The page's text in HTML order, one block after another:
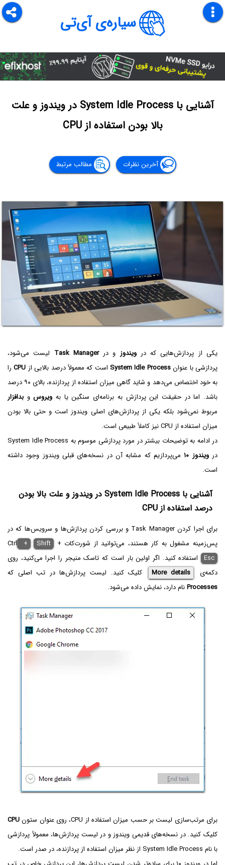
سیاره‌ی آی‌تی
آشنایی با System Idle Process در ویندوز و علت
بالا بودن استفاده از CPU
آخرین نظرات مطالب مرتبط
یکی از پردازش‌هایی که درویندوز و درTask Manager لیست می‌شود،
پردازشی با عنوانSystem Idle Process است که معمولاً درصد بالایی از CPUرا
به خود اختصاص می‌دهد و شاید گاهی میزان استفاده از پردازنده، بالای ۹۰ درصد
باشد. اما در حقیقت این پردازش به برنامه‌ای سنگین یا به ویروسو بدافزار
مربوط نمی‌شود بلکه یکی از پردازش‌های اصلی ویندوز است و حتی بالا بودن
میزان استفاده از CPU نیز کاملاً طبیعی است.
در ادامه به توضیحات بیشتر در مورد پردازشی موسوم به System Idle Process
درویندوز ۱۰
می‌پردازیم که مشابه آن در نسخه‌های قبلی ویندوز وجود داشته
است.
آشنایی با System Idle Process در ویندوز و علت بالا بودن
درصد استفاده از CPU
برای اجرا کردن Task Manager و بررسی کردن پردازش‌ها و سرویس‌ها که در
پس‌زمینه مشغول به کار هستند، می‌توانید از شورت‌کات Ctrl
+ Shift +
Esc استفاده کنید. اگر اولین بار است که تاسک منیجر را اجرا می‌کنید، روی
دکمه‌ی
More details
کلیک کنید. لیست پردازش‌ها در تب اصلی که
Processesنام دارد، نمایش داده می‌شود.
برای مرتب‌سازی لیست بر حسب میزان استفاده از CPU، روی عنوان ستون
CPU
کلیک کنید. در نسخه‌های قدیمی ویندوز و در لیست پردازش‌ها، معمولاً پردازشی
با نام System Idle Process از نظر میزان استفاده از پردازنده، در صدر است.